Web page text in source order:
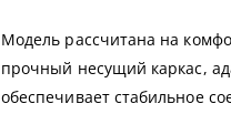
Модель рассчитана на
прочный несущий каркас,
обеспечивает стабильное